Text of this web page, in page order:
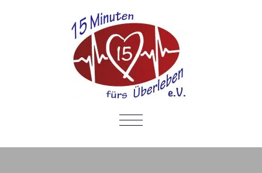
SCHALTE